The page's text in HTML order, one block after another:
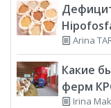
Arina
Какие
ферм
Irina